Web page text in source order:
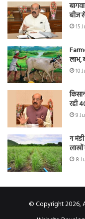
बीज
15
लाभ,
10
रही
9
न
8
© Copyright 2026,